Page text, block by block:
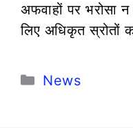
अफवाहों पर भरोसा
लिए अधिकृत स्रोतों
Categories
News